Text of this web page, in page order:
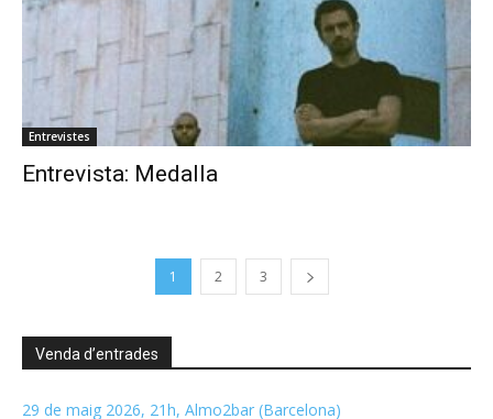
Entrevistes
Entrevista: Medalla
1 2 3
Venda d’entrades
29 de maig 2026, 21h, Almo2bar (Barcelona)